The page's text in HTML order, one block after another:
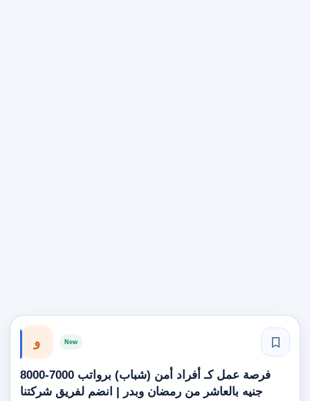
و New
فرصة عمل كـ أفراد أمن (شباب) برواتب 7000-8000
جنيه بالعاشر من رمضان وبدر | انضم لفريق شركتنا